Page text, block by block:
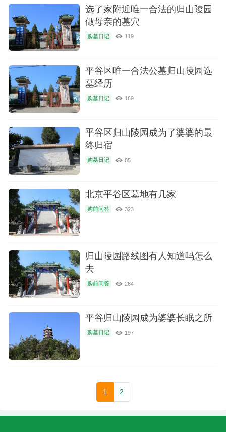
选了家附近唯一合法的归山陵园
做母亲的墓穴
购墓日记 119
平谷区唯一合法公墓归山陵园选
墓经历
购墓日记 169
平谷区归山陵园成为了婆婆的最
终归宿
购墓日记 85
北京平谷区墓地有几家
购前问答 323
归山陵园路线图有人知道吗怎么
去
购前问答 264
平谷归山陵园成为婆婆长眠之所
购墓日记 197
1 2